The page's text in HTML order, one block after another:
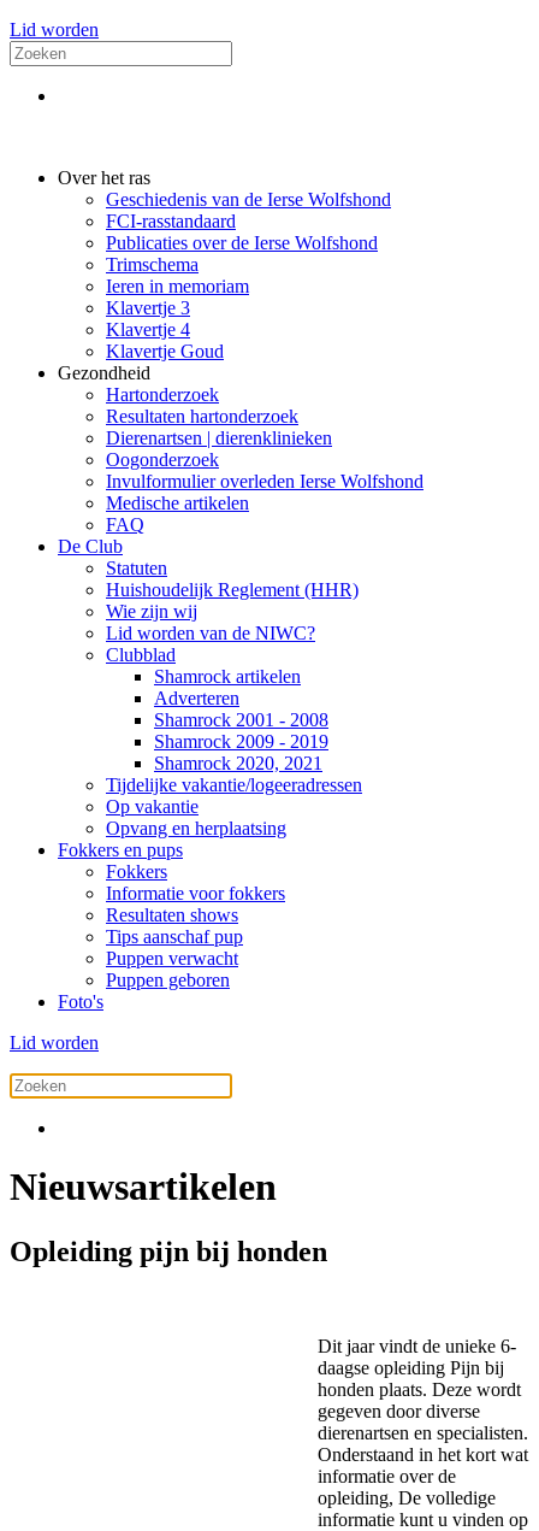
Lid worden
Over het ras
Geschiedenis van de Ierse Wolfshond
FCI-rasstandaard
Publicaties over de Ierse Wolfshond
Trimschema
Ieren in memoriam
Klavertje 3
Klavertje 4
Klavertje Goud
Gezondheid
Hartonderzoek
Resultaten hartonderzoek
Dierenartsen | dierenklinieken
Oogonderzoek
Invulformulier overleden Ierse Wolfshond
Medische artikelen
FAQ
De Club
Statuten
Huishoudelijk Reglement (HHR)
Wie zijn wij
Lid worden van de NIWC?
Clubblad
Shamrock artikelen
Adverteren
Shamrock 2001 - 2008
Shamrock 2009 - 2019
Shamrock 2020, 2021
Tijdelijke vakantie/logeeradressen
Op vakantie
Opvang en herplaatsing
Fokkers en pups
Fokkers
Informatie voor fokkers
Resultaten shows
Tips aanschaf pup
Puppen verwacht
Puppen geboren
Foto's
Lid worden
Nieuwsartikelen
Opleiding pijn bij honden
Dit jaar vindt de unieke 6-
daagse opleiding Pijn bij
honden plaats. Deze wordt
gegeven door diverse
dierenartsen en specialisten.
Onderstaand in het kort wat
informatie over de
opleiding, De volledige
informatie kunt u vinden op